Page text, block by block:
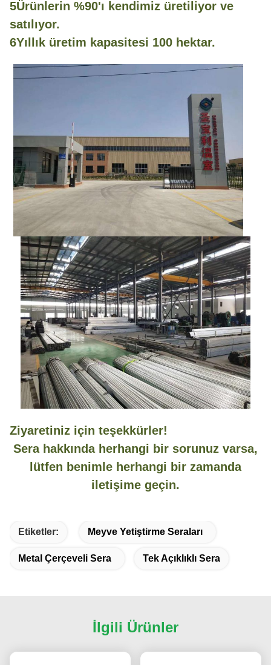
5Ürünlerin %90'ı kendimiz üretiliyor ve
satılıyor.
6Yıllık üretim kapasitesi 100 hektar.
Ziyaretiniz için teşekkürler!
Sera hakkında herhangi bir sorunuz varsa,
lütfen benimle herhangi bir zamanda
iletişime geçin.
Etiketler: Meyve Yetiştirme Seraları
Metal Çerçeveli Sera Tek Açıklıklı Sera
İlgili Ürünler